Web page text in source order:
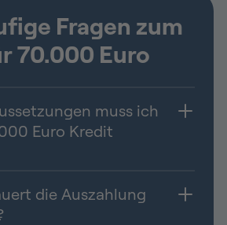
Fragen zum
70.000 Euro
muss ich
Euro Kredit
die Auszahlung